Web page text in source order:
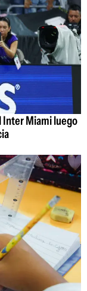
Inter Miami luego